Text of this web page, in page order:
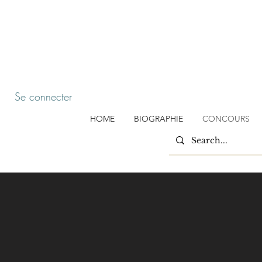
Se connecter
HOME BIOGRAPHIE CONCOURS